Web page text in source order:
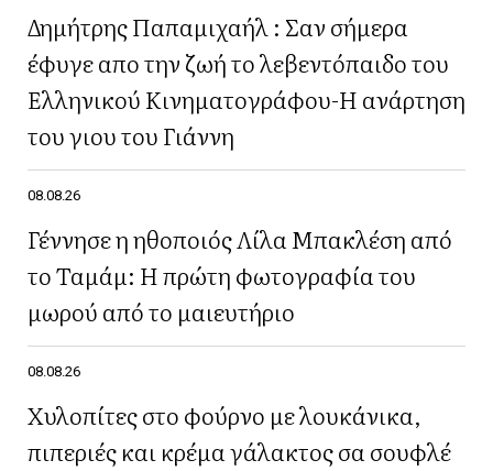
Δημήτρης Παπαμιχαήλ : Σαν σήμερα
έφυγε απο την ζωή το λεβεντόπαιδο του
Ελληνικού Κινηματογράφου-Η ανάρτηση
του γιου του Γιάννη
08.08.26
Γέννησε η ηθοποιός Λίλα Μπακλέση από
το Ταμάμ: Η πρώτη φωτογραφία του
μωρού από το μαιευτήριο
08.08.26
Χυλοπίτες στο φούρνο με λουκάνικα,
πιπεριές και κρέμα γάλακτος σα σουφλέ